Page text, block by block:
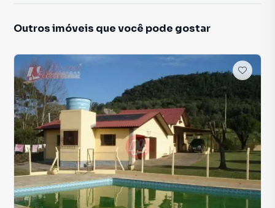
Outros imóveis que você pode gostar